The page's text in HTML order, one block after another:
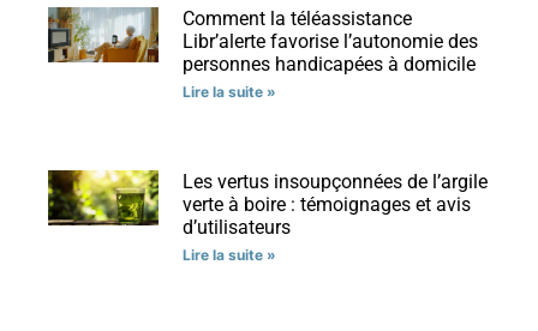
Comment la téléassistance
Libr’alerte favorise l’autonomie des
personnes handicapées à domicile
Lire la suite »
Les vertus insoupçonnées de l’argile
verte à boire : témoignages et avis
d’utilisateurs
Lire la suite »